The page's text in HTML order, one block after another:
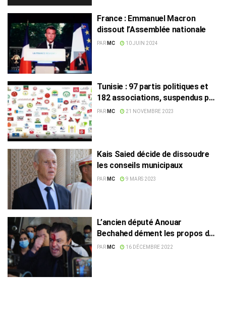
France : Emmanuel Macron
dissout l’Assemblée nationale
PAR MC 10 JUIN 2024
Tunisie : 97 partis politiques et
182 associations, suspendus par
la justice
PAR MC 21 NOVEMBRE 2023
Kais Saied décide de dissoudre
les conseils municipaux
PAR MC 9 MARS 2023
L’ancien député Anouar
Bechahed dément les propos de
Kais Saied
PAR MC 16 DÉCEMBRE 2022